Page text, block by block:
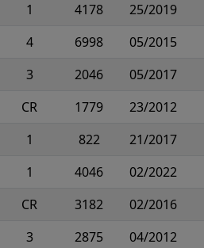
1 4178 25/2019
4 6998 05/2015
3 2046 05/2017
CR 1779 23/2012
1 822 21/2017
1 4046 02/2022
CR 3182 02/2016
3 2875 04/2012